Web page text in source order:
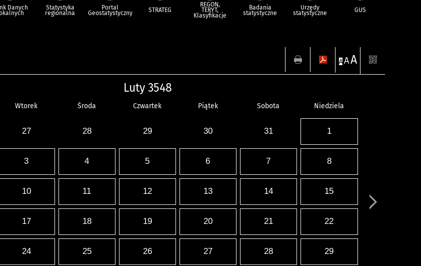
Danych Statystyka
regionalna
Portal
Geostatystyczny STRATEG
REGON,
TERYT,
Klasyfikacje
Badania
statystyczne
Urzędy
statystyczne GUS
A AA
Luty 3548
Wtorek Środa Czwartek Piątek Sobota Niedziela
27 28 29 30 31 1
3 4 5 6 7 8
10 11 12 13 14 15
17 18 19 20 21 22
24 25 26 27 28 29